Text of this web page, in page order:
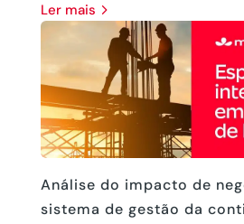
ler mais
Análise do impacto de
sistema de gestão da